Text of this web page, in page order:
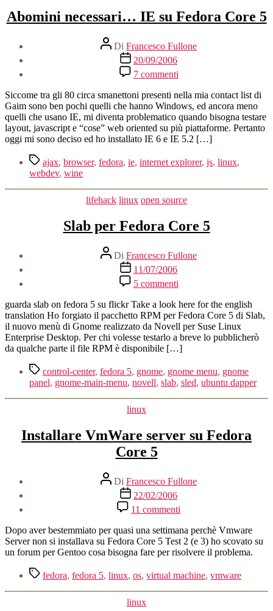
Abomini necessari… IE su Fedora Core 5
Autore
articolo
Di Francesco Fullone
Data
dell'articolo
20/09/2006
7 commentisu
Abomini
necessari…
IE
su
Fedora
Core
Siccome tra gli 80 circa smanettoni presenti nella mia contact list di
Gaim sono ben pochi quelli che hanno Windows, ed ancora meno
quelli che usano IE, mi diventa problematico quando bisogna testare
layout, javascript e “cose” web oriented su più piattaforme. Pertanto
oggi mi sono deciso ed ho installato IE 6 e IE 5.2 […]
Tag ajax, browser, fedora, ie, internet explorer, js, linux,
webdev, wine
Categorie
lifehack linux open source
Slab per Fedora Core 5
Autore
articolo
Di Francesco Fullone
Data
dell'articolo
11/07/2006
5 commentisu
Slab
per
Fedora
Core
5
guarda slab on fedora 5 su flickr Take a look here for the english
translation Ho forgiato il pacchetto RPM per Fedora Core 5 di Slab,
il nuovo menù di Gnome realizzato da Novell per Suse Linux
Enterprise Desktop. Per chi volesse testarlo a breve lo pubblicherò
da qualche parte il file RPM è disponibile […]
Tag control-center, fedora 5, gnome, gnome menu, gnome
panel, gnome-main-menu, novell, slab, sled, ubuntu dapper
Categorie
linux
Installare VmWare server su Fedora
Core 5
Autore
articolo
Di Francesco Fullone
Data
dell'articolo
22/02/2006
11 commenti
Installare
VmWare
server
su
Core
5
Dopo aver bestemmiato per quasi una settimana perchè Vmware
Server non si installava su Fedora Core 5 Test 2 (e 3) ho scovato su
un forum per Gentoo cosa bisogna fare per risolvere il problema.
Tagfedora, fedora 5, linux, os, virtual machine, vmware
Categorie
linux